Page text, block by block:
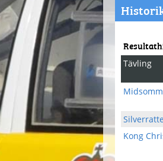
Tävling
Kong